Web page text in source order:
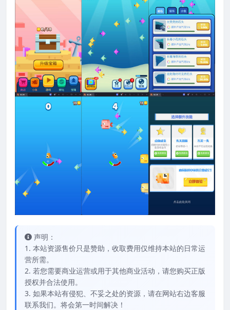
声明：
1. 本站资源售价只是赞助，收取费用仅维持本站的日常运
营所需。
2. 若您需要商业运营或用于其他商业活动，请您购买正版
授权并合法使用。
3. 如果本站有侵犯、不妥之处的资源，请在网站右边客服
联系我们。将会第一时间解决！